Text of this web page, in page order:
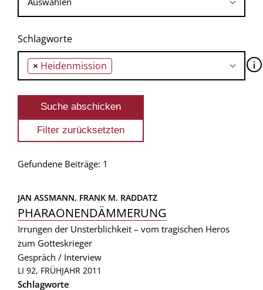
Schlagworte
× Heidenmission 🛈
Gefundene Beiträge: 1
JAN ASSMANN, FRANK M. RADDATZ
PHARAONENDÄMMERUNG
Irrungen der Unsterblichkeit – vom tragischen Heros
zum Gotteskrieger
Gespräch / Interview
LI 92, FRÜHJAHR 2011
Schlagworte